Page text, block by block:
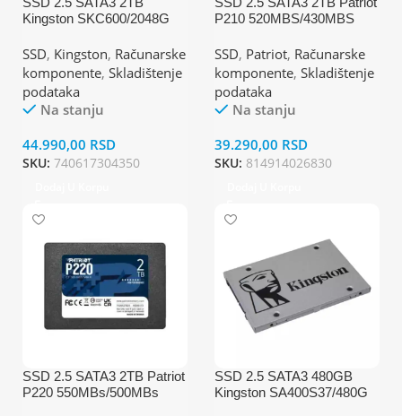
Kingston SKC600/2048G
SSD, Kingston, Računarske
komponente, Skladištenje
podataka
Na stanju
44.990,00 RSD
SKU: 740617304350
P210 520MBS/430MBS
SSD, Patriot, Računarske
komponente, Skladištenje
podataka
Na stanju
39.290,00 RSD
SKU: 814914026830
SSD 2.5 SATA3 2TB Patriot
P220 550MBs/500MBs
SSD 2.5 SATA3 480GB
Kingston SA400S37/480G